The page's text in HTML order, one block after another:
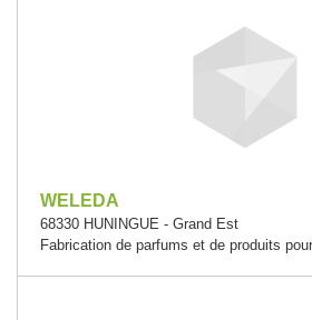
WELEDA
68330 HUNINGUE - Grand Est
Fabrication de parfums et de produits